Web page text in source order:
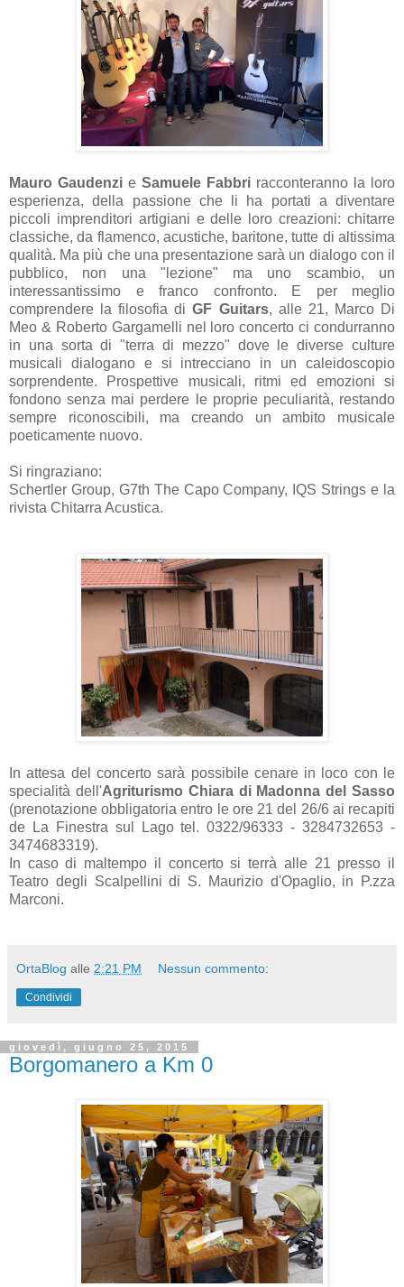
Mauro Gaudenzi e Samuele Fabbri racconteranno la loro
esperienza, della passione che li ha portati a diventare
piccoli imprenditori artigiani e delle loro creazioni: chitarre
classiche, da flamenco, acustiche, baritone, tutte di altissima
qualità. Ma più che una presentazione sarà un dialogo con il
pubblico, non una "lezione" ma uno scambio, un
interessantissimo e franco confronto. E per meglio
comprendere la filosofia diGF Guitars, alle 21, Marco Di
Meo & Roberto Gargamelli nel loro concerto ci condurranno
in una sorta di "terra di mezzo" dove le diverse culture
musicali dialogano e si intrecciano in un caleidoscopio
sorprendente. Prospettive musicali, ritmi ed emozioni si
fondono senza mai perdere le proprie peculiarità, restando
sempre riconoscibili, ma creando un ambito musicale
poeticamente nuovo.
Si ringraziano:
Schertler Group, G7th The Capo Company, IQS Strings e la
rivista Chitarra Acustica.
In attesa del concerto sarà possibile cenare in loco con le
specialità dell'Agriturismo Chiara di Madonna del Sasso
(prenotazione obbligatoria entro le ore 21 del 26/6 ai recapiti
de La Finestra sul Lago tel. 0322/96333 - 3284732653 -
3474683319).
In caso di maltempo il concerto si terrà alle 21 presso il
Teatro degli Scalpellini di S. Maurizio d'Opaglio, in P.zza
Marconi.
OrtaBlog alle 2:21 PM Nessun commento:
Condividi
giovedì, giugno 25, 2015
Borgomanero a Km 0